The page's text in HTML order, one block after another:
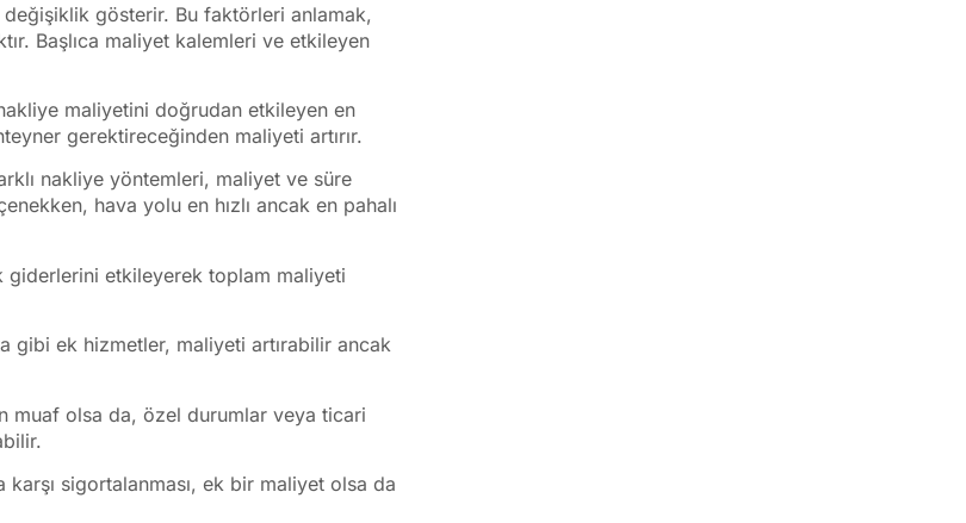
gösterir. Bu faktörleri anlamak,
Başlıca maliyet kalemleri ve etkileyen
maliyetini doğrudan etkileyen en
gerektireceğinden maliyeti artırır.
nakliye yöntemleri, maliyet ve süre
hava yolu en hızlı ancak en pahalı
giderlerini etkileyerek toplam maliyeti
gibi ek hizmetler, maliyeti artırabilir ancak
muaf olsa da, özel durumlar veya ticari
karşı sigortalanması, ek bir maliyet olsa da